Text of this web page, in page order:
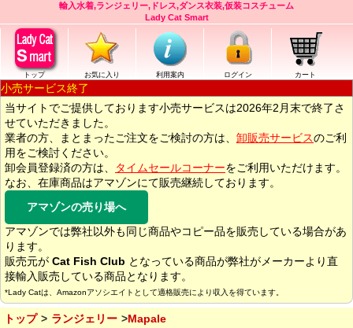
輸入水着,ランジェリー,ドレス,ダンス衣装,仮装コスチューム
Lady Cat Smart
トップ お気に入り 利用案内 ログイン カート
小売サービス終了
当サイトでご提供しております小売サービスは2026年2月末で終了さ
せていただきました。
業者の方、まとまったご注文をご検討の方は、 卸販売サービスのご利
用をご検討ください。
卸会員登録済の方は、
タイムセールコーナーをご利用いただけます。
なお、在庫商品はアマゾンにて販売継続しております。
アマゾンの売り場へ
アマゾンでは弊社以外も同じ商品やコピー品を販売している場合があ
ります。
販売元が Cat Fish Club となっている商品が弊社がメーカーより直
接輸入販売している商品となります。
*Lady Catは、Amazonアソシエイトとして適格販売により収入を得ています。
トップ ランジェリー
Mapale